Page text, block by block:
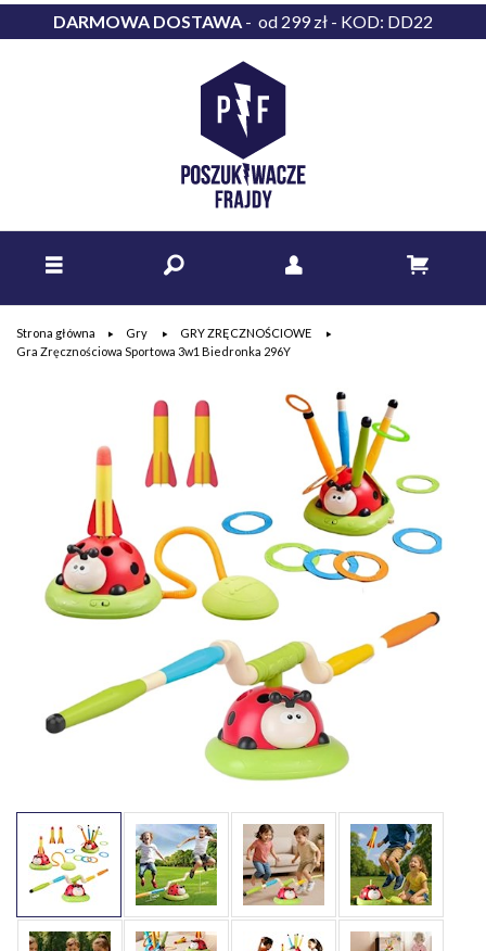
DARMOWA DOSTAWA - od 299 zł - KOD: DD22
Strona główna Gry
GRY ZRĘCZNOŚCIOWE
Gra Zręcznościowa Sportowa 3w1 Biedronka 296Y